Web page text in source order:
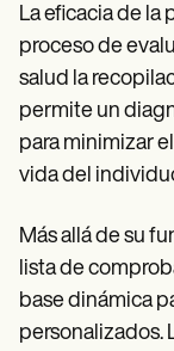
La eficacia de la
proceso de
salud la
permite un
para minimizar
vida del
Más allá de su
lista de
base dinámica
personalizados.